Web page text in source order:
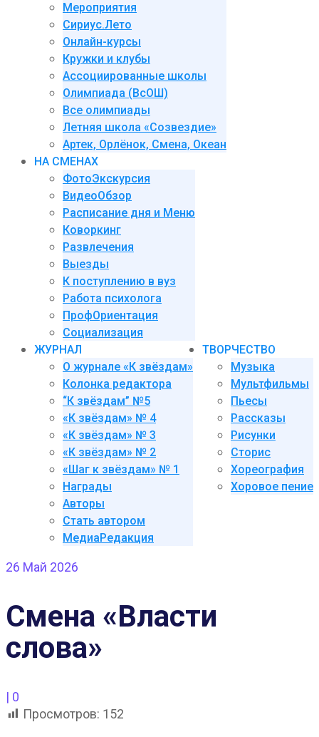
Мероприятия
Сириус.Лето
Онлайн-курсы
Кружки и клубы
Ассоциированные школы
Олимпиада (ВсОШ)
Все олимпиады
Летняя школа «Созвездие»
Артек, Орлёнок, Смена, Океан
НА СМЕНАХ
ФотоЭкскурсия
ВидеоОбзор
Расписание дня и Меню
Коворкинг
Развлечения
Выезды
К поступлению в вуз
Работа психолога
ПрофОриентация
Социализация
ЖУРНАЛ
О журнале «К звёздам»
Колонка редактора
“К звёздам” №5
«К звёздам» № 4
«К звёздам» № 3
«К звёздам» № 2
«Шаг к звёздам» № 1
Награды
Авторы
Стать автором
МедиаРедакция
ТВОРЧЕСТВО
Музыка
Мультфильмы
Пьесы
Рассказы
Рисунки
Сторис
Хореография
Хоровое пение
26 Май 2026
Смена «Власти
слова»
| 0
Просмотров: 152